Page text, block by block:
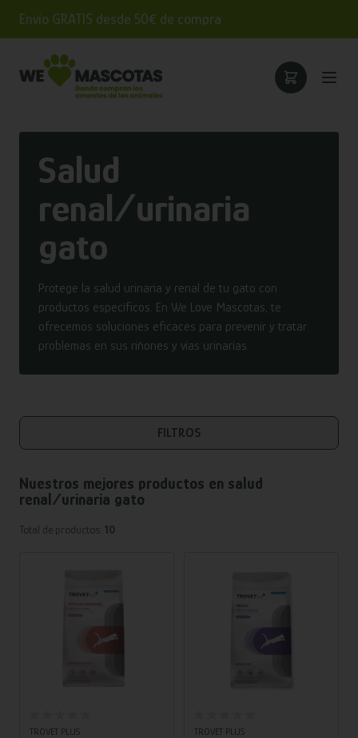
Envío GRATIS desde 50€ de compra
Salud
renal/urinaria
gato
Protege la salud urinaria y renal de tu gato con
productos específicos. En We Love Mascotas, te
ofrecemos soluciones eficaces para prevenir y tratar
problemas en sus riñones y vías urinarias.
FILTROS
Nuestros mejores productos en salud
renal/urinaria gato
Total de productos: 10
TROVET PLUS TROVET PLUS